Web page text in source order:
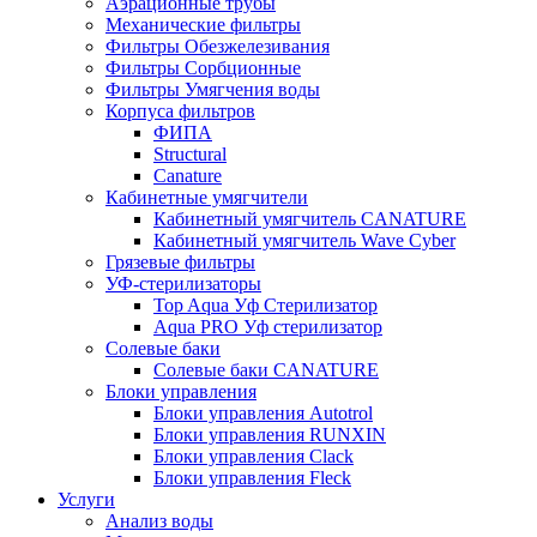
Механические фильтры
Фильтры Обезжелезивания
Фильтры Сорбционные
Фильтры Умягчения воды
Корпуса фильтров
ФИПА
Structural
Canature
Кабинетные умягчители
Кабинетный умягчитель CANATURE
Кабинетный умягчитель Wave Cyber
Грязевые фильтры
УФ-стерилизаторы
Top Aqua Уф Стерилизатор
Aqua PRO Уф стерилизатор
Солевые баки
Солевые баки CANATURE
Блоки управления
Блоки управления Autotrol
Блоки управления RUNXIN
Блоки управления Clack
Блоки управления Fleck
Услуги
Анализ воды